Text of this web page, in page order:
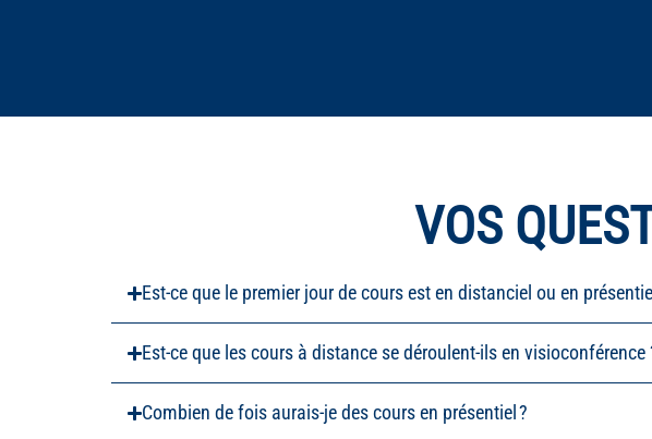
VOS
Est-ce que le premier jour de cours est en distanciel ou en
Est-ce que les cours à distance se déroulent-ils en visioconférence
Combien de fois aurais-je des cours en présentiel ?